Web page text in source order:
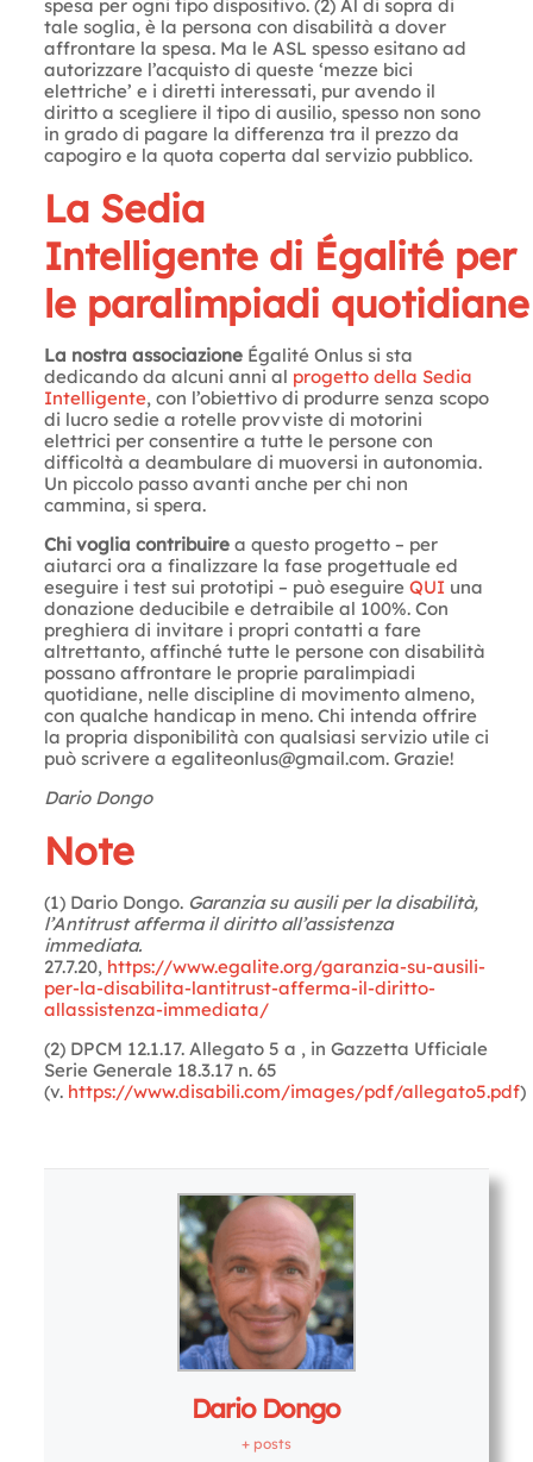
spesa per ogni tipo dispositivo. (2) Al di sopra di
tale soglia, è la persona con disabilità a dover
affrontare la spesa. Ma le ASL spesso esitano ad
autorizzare l’acquisto di queste ‘mezze bici
elettriche’ e i diretti interessati, pur avendo il
diritto a scegliere il tipo di ausilio, spesso non sono
in grado di pagare la differenza tra il prezzo da
capogiro e la quota coperta dal servizio pubblico.
La Sedia
Intelligente di Égalité per
le paralimpiadi quotidiane
La nostra associazione Égalité Onlus si sta
dedicando da alcuni anni al progetto della Sedia
Intelligente, con l’obiettivo di produrre senza scopo
di lucro sedie a rotelle provviste di motorini
elettrici per consentire a tutte le persone con
difficoltà a deambulare di muoversi in autonomia.
Un piccolo passo avanti anche per chi non
cammina, si spera.
Chi voglia contribuirea questo progetto – per
aiutarci ora a finalizzare la fase progettuale ed
eseguire i test sui prototipi – può eseguire QUI una
donazione deducibile e detraibile al 100%. Con
preghiera di invitare i propri contatti a fare
altrettanto, affinché tutte le persone con disabilità
possano affrontare le proprie paralimpiadi
quotidiane, nelle discipline di movimento almeno,
con qualche handicap in meno. Chi intenda offrire
la propria disponibilità con qualsiasi servizio utile ci
può scrivere a egaliteonlus@gmail.com. Grazie!
Dario Dongo
Note
(1) Dario Dongo. Garanzia su ausili per la disabilità,
l’Antitrust afferma il diritto all’assistenza
immediata.
27.7.20, https://www.egalite.org/garanzia-su-ausili-
per-la-disabilita-lantitrust-afferma-il-diritto-
allassistenza-immediata/
(2) DPCM 12.1.17. Allegato 5 a , in Gazzetta Ufficiale
Serie Generale 18.3.17 n. 65
(v. https://www.disabili.com/images/pdf/allegato5.pdf)
Dario Dongo
+ posts